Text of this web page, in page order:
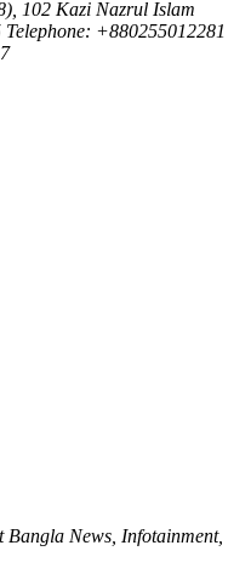
102 Kazi Nazrul Islam
+880255012281
News, Infotainment,